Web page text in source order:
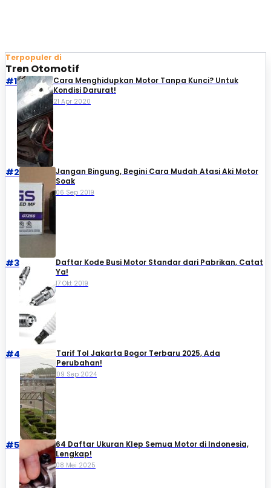
Terpopuler di
Tren Otomotif
#1
Cara Menghidupkan Motor Tanpa Kunci? Untuk
Kondisi Darurat!
21 Apr 2020
#2
Jangan Bingung, Begini Cara Mudah Atasi Aki Motor
Soak
06 Sep 2019
#3
Daftar Kode Busi Motor Standar dari Pabrikan, Catat
Ya!
17 Okt 2019
#4
Tarif Tol Jakarta Bogor Terbaru 2025, Ada
Perubahan!
09 Sep 2024
#5
64 Daftar Ukuran Klep Semua Motor di Indonesia,
Lengkap!
08 Mei 2025